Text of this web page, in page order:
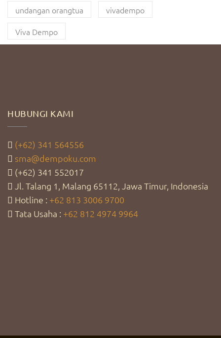
undangan orangtua
vivadempo
Viva Dempo
HUBUNGI KAMI
(+62) 341 564556
sma@dempoku.com
(+62) 341 552017
Jl. Talang 1, Malang 65112, Jawa Timur, Indonesia
Hotline : +62 813 3006 9700
Tata Usaha : +62 812 4974 9964